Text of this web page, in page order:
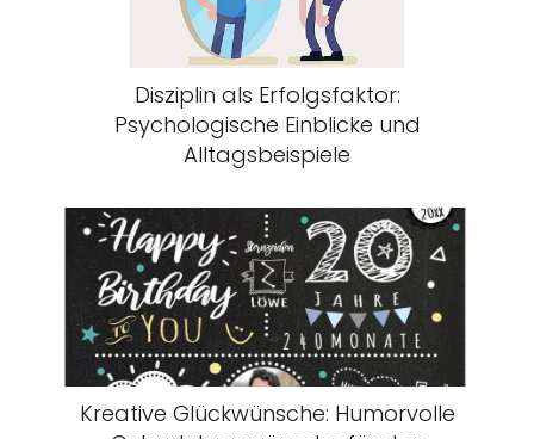
Disziplin als Erfolgsfaktor:
Psychologische Einblicke und
Alltagsbeispiele
Kreative Glückwünsche: Humorvolle